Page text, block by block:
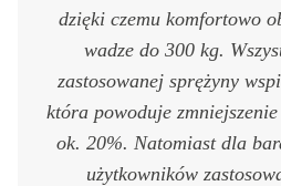
dzięki czemu komfortowo
wadze do 300 kg.
zastosowanej sprężyny
która powoduje
ok. 20%. Natomiast dla
użytkowników